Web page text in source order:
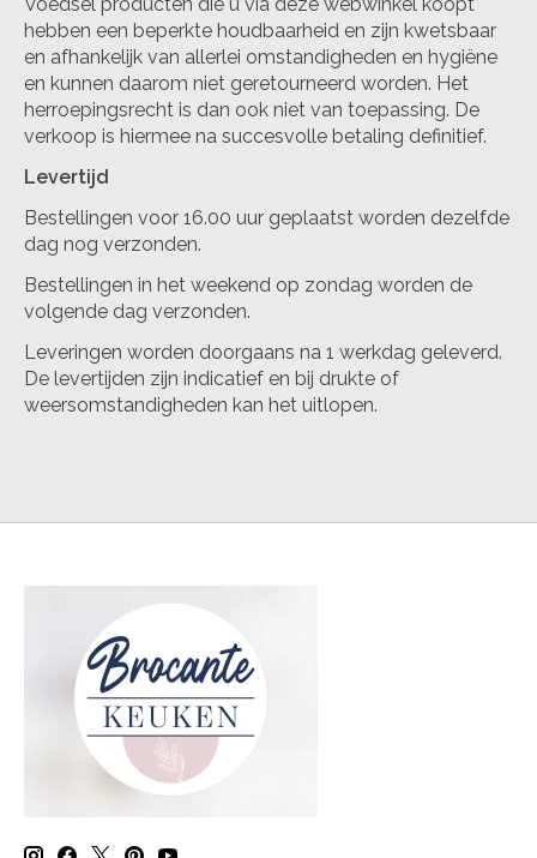
hebben een beperkte houdbaarheid en zijn kwetsbaar
en afhankelijk van allerlei omstandigheden en hygiëne
en kunnen daarom niet geretourneerd worden. Het
herroepingsrecht is dan ook niet van toepassing. De
verkoop is hiermee na succesvolle betaling definitief.
Levertijd
Bestellingen voor 16.00 uur geplaatst worden dezelfde
dag nog verzonden.
Bestellingen in het weekend op zondag worden de
volgende dag verzonden.
Leveringen worden doorgaans na 1 werkdag geleverd.
De levertijden zijn indicatief en bij drukte of
weersomstandigheden kan het uitlopen.